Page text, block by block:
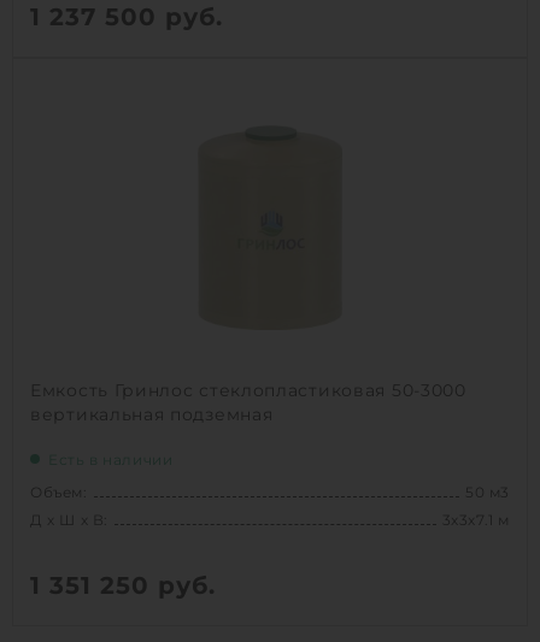
1 237 500 руб.
Емкость Гринлос стеклопластиковая 50-3000
вертикальная подземная
Есть в наличии
Объем:
50 м3
Д х Ш х В:
3х3х7.1 м
1 351 250 руб.